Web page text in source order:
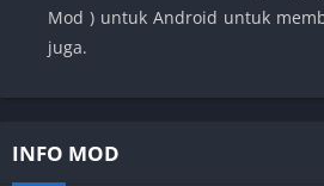
Mod ) untuk Android untuk
juga.
INFO MOD